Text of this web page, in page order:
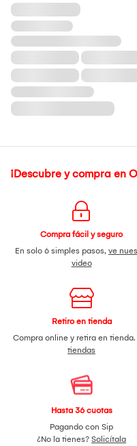
¡Descubre y compra en
Compra fácil y seguro
En solo 6 simples pasos, ve
video
Retiro en tienda
Compra online y retira en tienda.
tiendas
Hasta 36 cuotas
Pagando con Sip
¿No la tienes? Solicítala